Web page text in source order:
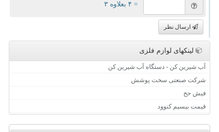
= ۴ بعلاوه ۳
ارسال نظر
لینکهای لوازم فلزی
آب شیرین کن - دستگاه آب شیرین کن
شرکت صنعتی سخت پوشش
فیش حج
قیمت بیسیم کنوود